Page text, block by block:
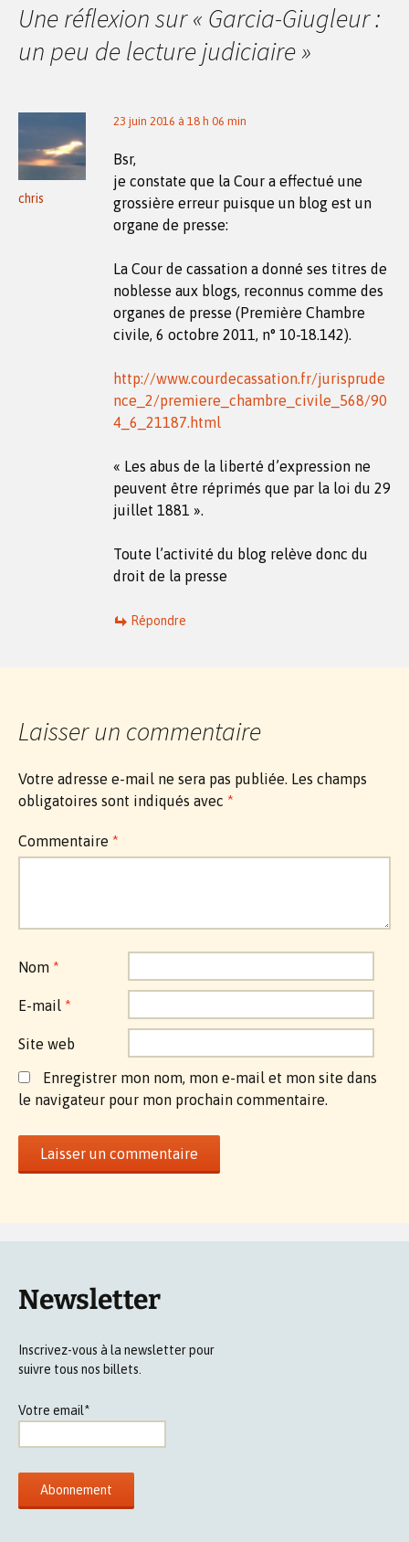
articles
Une réflexion sur « Garcia-Giugleur :
un peu de lecture judiciaire»
chris
23 juin 2016 à 18 h 06 min
Bsr,
je constate que la Cour a effectué une
grossière erreur puisque un blog est un
organe de presse:
La Cour de cassation a donné ses titres de
noblesse aux blogs, reconnus comme des
organes de presse (Première Chambre
civile, 6 octobre 2011, n° 10-18.142).
http://www.courdecassation.fr/jurisprude
nce_2/premiere_chambre_civile_568/90
4_6_21187.html
« Les abus de la liberté d’expression ne
peuvent être réprimés que par la loi du 29
juillet 1881 ».
Toute l’activité du blog relève donc du
droit de la presse
Répondre
Laisser un commentaire
Votre adresse e-mail ne sera pas publiée. Les champs
obligatoires sont indiqués avec *
Commentaire *
Nom *
E-mail *
Site web
Enregistrer mon nom, mon e-mail et mon site dans
le navigateur pour mon prochain commentaire.
Newsletter
Inscrivez-vous à la newsletter pour
suivre tous nos billets.
Votre email*